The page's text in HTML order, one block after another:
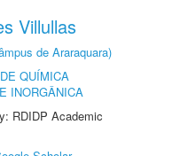
Villullas
de Araraquara)
QUÍMICA
INORGÂNICA
RDIDP Academic